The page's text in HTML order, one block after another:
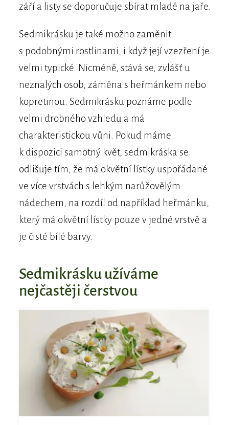
září a listy se doporučuje sbírat mladé na jaře.
Sedmikrásku je také možno zaměnit
s podobnými rostlinami, i když její vzezření je
velmi typické. Nicméně, stává se, zvlášť u
neznalých osob, záměna s heřmánkem nebo
kopretinou. Sedmikrásku poznáme podle
velmi drobného vzhledu a má
charakteristickou vůni. Pokud máme
k dispozici samotný květ, sedmikráska se
odlišuje tím, že má okvětní lístky uspořádané
ve více vrstvách s lehkým narůžovělým
nádechem, na rozdíl od například heřmánku,
který má okvětní lístky pouze v jedné vrstvě a
je čisté bílé barvy.
Sedmikrásku užíváme
nejčastěji čerstvou